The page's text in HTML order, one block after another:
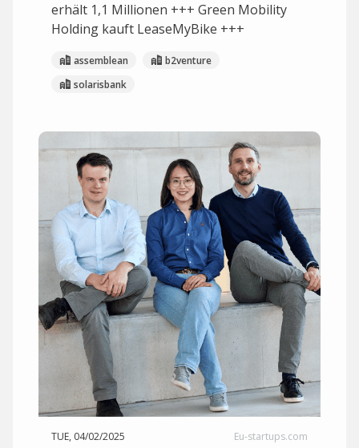
erhält 1,1 Millionen +++ Green Mobility
Holding kauft LeaseMyBike +++
assemblean
b2venture
solarisbank
TUE, 04/02/2025 Eu-startups.com